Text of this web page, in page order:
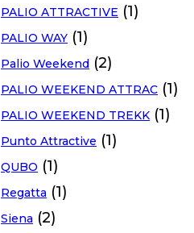
PALIO ATTRACTIVE (1)
PALIO WAY (1)
Palio Weekend (2)
PALIO WEEKEND ATTRAC (1)
PALIO WEEKEND TREKK (1)
Punto Attractive (1)
QUBO (1)
Regatta (1)
Siena (2)